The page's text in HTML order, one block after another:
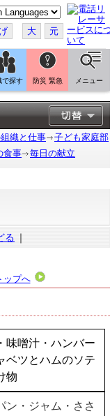
大 元
で探す 防災 緊急 メニュー
織と仕事
子ども家庭部
食事 毎日の献立
る ｜
ップへ
味噌汁・ハンバー
ベツとハムのソテ
物
ン・ジャム・ささ